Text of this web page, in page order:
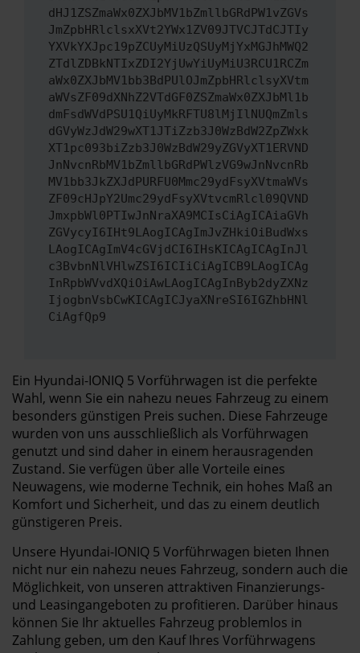
dHJ1ZSZmaWx0ZXJbMV1bZmllbGRdPW1vZGVs
JmZpbHRlclsxXVt2YWx1ZV09JTVCJTdCJTIy
YXVkYXJpc19pZCUyMiUzQSUyMjYxMGJhMWQ2
ZTdlZDBkNTIxZDI2YjUwYiUyMiU3RCU1RCZm
aWx0ZXJbMV1bb3BdPUlOJmZpbHRlclsyXVtm
aWVsZF09dXNhZ2VTdGF0ZSZmaWx0ZXJbMl1b
dmFsdWVdPSU1QiUyMkRFTU8lMjIlNUQmZmls
dGVyWzJdW29wXT1JTiZzb3J0WzBdW2ZpZWxk
XT1pc093biZzb3J0WzBdW29yZGVyXT1ERVND
JnNvcnRbMV1bZmllbGRdPWlzVG9wJnNvcnRb
MV1bb3JkZXJdPURFU0Mmc29ydFsyXVtmaWVs
ZF09cHJpY2Umc29ydFsyXVtvcmRlcl09QVND
JmxpbWl0PTIwJnNraXA9MCIsCiAgICAiaGVh
ZGVycyI6IHt9LAogICAgImJvZHkiOiBudWxs
LAogICAgImV4cGVjdCI6IHsKICAgICAgInJl
c3BvbnNlVHlwZSI6ICIiCiAgICB9LAogICAg
InRpbWVvdXQiOiAwLAogICAgInByb2dyZXNz
IjogbnVsbCwKICAgICJyaXNreSI6IGZhbHNl
CiAgfQp9
Ein Hyundai-IONIQ 5 Vorführwagen ist die perfekte
Wahl, wenn Sie ein nahezu neues Fahrzeug zu einem
besonders günstigen Preis suchen. Diese Fahrzeuge
wurden von uns ausschließlich als Vorführwagen
genutzt und sind daher in einem herausragenden
Zustand. Sie verfügen über alle Vorteile eines
Neuwagens, wie moderne Technik, ein hohes Maß an
Komfort und Sicherheit, und das zu einem deutlich
günstigeren Preis.
Unsere Hyundai-IONIQ 5 Vorführwagen bieten Ihnen
nicht nur ein nahezu neues Fahrzeug, sondern auch die
Möglichkeit, von unseren attraktiven Finanzierungs-
und Leasingangeboten zu profitieren. Darüber hinaus
können Sie Ihr aktuelles Fahrzeug problemlos in
Zahlung geben, um den Kauf Ihres Vorführwagens